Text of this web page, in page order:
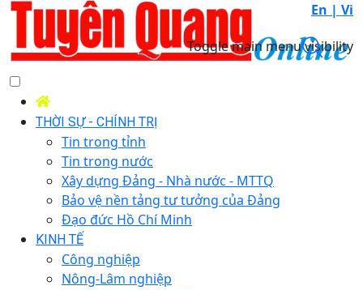
En | Vi
Toggle main menu visibility
THỜI SỰ - CHÍNH TRỊ
Tin trong tỉnh
Tin trong nước
Xây dựng Đảng - Nhà nước - MTTQ
Bảo vệ nền tảng tư tưởng của Đảng
Đạo đức Hồ Chí Minh
KINH TẾ
Công nghiệp
Nông-Lâm nghiệp